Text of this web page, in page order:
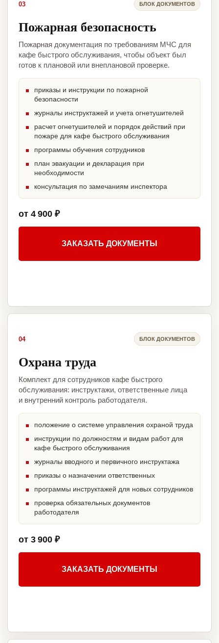
03 БЛОК ДОКУМЕНТОВ
Пожарная безопасность
Пожарная документация по требованиям МЧС для
кафе быстрого обслуживания, чтобы объект был
готов к плановой или внеплановой проверке.
приказы и инструкции по пожарной
безопасности
журналы инструктажей и учета огнетушителей
расчет огнетушителей и порядок действий при
пожаре для кафе быстрого обслуживания
программы обучения сотрудников
план эвакуации и декларация при
необходимости
консультация по замечаниям инспектора
от 4 900 ₽
ЗАКАЗАТЬ ДОКУМЕНТЫ
04 БЛОК ДОКУМЕНТОВ
Охрана труда
Комплект для сотрудников кафе быстрого
обслуживания: инструктажи, ответственные лица
и внутренний контроль работодателя.
положение о системе управления охраной труда
инструкции по должностям и видам работ для
кафе быстрого обслуживания
журналы вводного и первичного инструктажа
приказы о назначении ответственных
программы инструктажей для новых сотрудников
проверка обязательных документов
работодателя
от 3 900 ₽
ЗАКАЗАТЬ ДОКУМЕНТЫ